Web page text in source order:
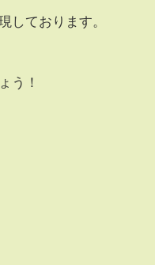
しております。
う！